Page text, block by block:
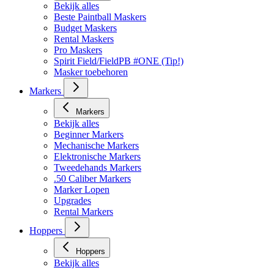
Bekijk alles
Beste Paintball Maskers
Budget Maskers
Rental Maskers
Pro Maskers
Spirit Field/FieldPB #ONE (Tip!)
Masker toebehoren
Markers
Markers
Bekijk alles
Beginner Markers
Mechanische Markers
Elektronische Markers
Tweedehands Markers
.50 Caliber Markers
Marker Lopen
Upgrades
Rental Markers
Hoppers
Hoppers
Bekijk alles